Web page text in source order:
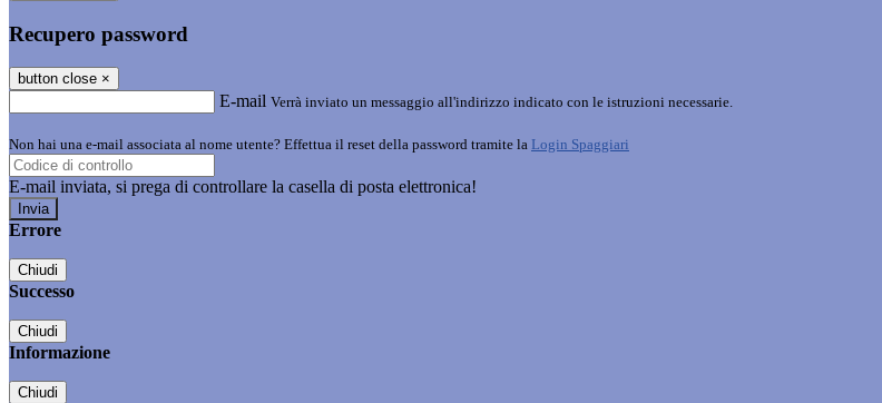
Recupero password
button close ×
E-mail Verrà inviato un messaggio all'indirizzo indicato con le istruzioni necessarie.
Non hai una e-mail associata al nome utente? Effettua il reset della password tramite la Login Spaggiari
E-mail inviata, si prega di controllare la casella di posta elettronica!
Errore
Chiudi
Successo
Chiudi
Informazione
Chiudi